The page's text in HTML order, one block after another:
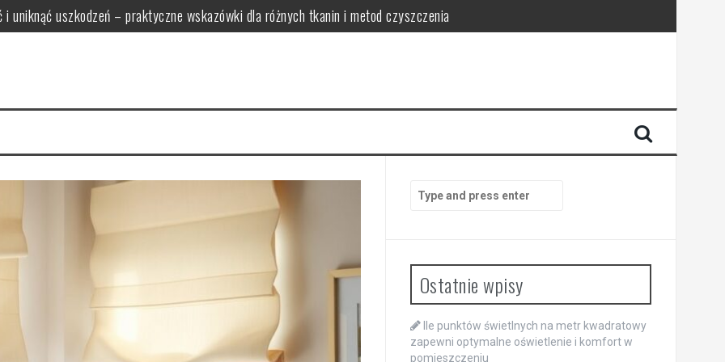
uniknąć uszkodzeń – praktyczne wskazówki dla różnych tkanin i metod czyszczenia
i proporcjonalne modele bez zagracania przestrzeni
światło tworzące relaksującą atmosferę i zapewniające bezpieczeństwo
wybrać funkcjonalne zestawy łączące wygodę i oszczędność miejsca
Search
for:
Ostatnie wpisy
Ile punktów świetlnych na metr kwadratowy
zapewni optymalne oświetlenie i komfort w
pomieszczeniu